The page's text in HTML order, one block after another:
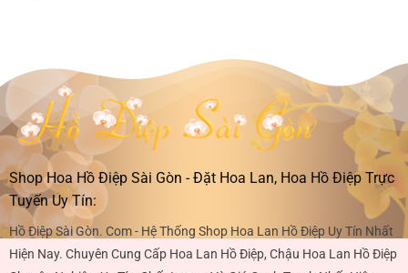
Shop Hoa Hồ Điệp Sài Gòn - Đặt Hoa Lan, Hoa Hồ Điệp Trực
Tuyến Uy Tín:
Hồ Điệp Sài Gòn. Com - Hệ Thống Shop Hoa Lan Hồ Điệp Uy Tín Nhất
Hiện Nay. Chuyên Cung Cấp Hoa Lan Hồ Điệp, Chậu Hoa Lan Hồ Điệp